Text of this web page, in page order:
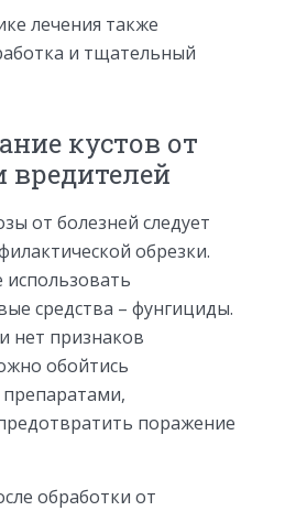
лечения также
и тщательный
кустов от
вредителей
от болезней следует
обрезки.
использовать
средства – фунгициды.
нет признаков
обойтись
поражение
обработки от